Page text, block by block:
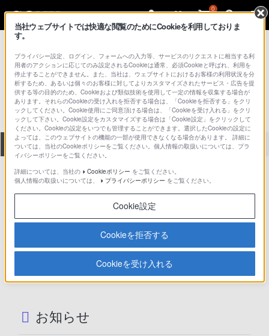
0
PCV-R70TV7
全て ダウンロード 取扱説明書 Q&A
製品に関する重要なお知らせ
お知らせ
製品に関する重要なお知らせ
重要なお知らせ一覧
お知らせ
当社ウェブサイトでは快適な閲覧のためにCookieを利用しておりま
す。
プライバシー設定、ログイン、フォームへの入力等、サービスのリクエストに相当する利
用者のアクションに応じてのみ設定されるCookieは通常、必須Cookieと呼ばれ、利用を
停止することができません。また、当社は、ウェブサイトにおけるお客様の利用状況を分
析するため、あるいは個々のお客様に対してよりカスタマイズされたサービス・広告を提
供する等の目的のため、Cookieおよび類似技術を使用して一定の情報を収集する場合が
あります。それらのCookieの受け入れを拒否する場合は、「Cookieを拒否する」をクリ
ックしてください。Cookie使用にご同意頂ける場合は、「Cookieを受け入れる」をクリ
ックして下さい。Cookie設定をカスタマイズする場合は「Cookie設定」をクリックして
ください。Cookieの設定をいつでも管理することができます。選択したCookieの設定に
よっては、このウェブサイトの機能の一部が使用できなくなる場合があります。 詳細に
ついては、当社のCookieポリシーをご覧ください。個人情報の取扱いについては、プラ
イバシーポリシーをご覧ください。
詳細については、当社の
Cookieポリシー をご覧ください。
個人情報の取扱いについては、
プライバシーポリシー をご覧ください。
Cookie設定
Cookieを拒否する
Cookieを受け入れる